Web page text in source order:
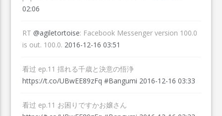
02:06
RT@agiletortoise: Facebook Messenger version 100.0
is out. 100.0. 2016-12-16 03:51
看过 ep.11 揺れる千歳と決意の悟浄
https://t.co/UBwEE89zFq #Bangumi 2016-12-16 03:33
看过 ep.11 お困りですかお嬢さん